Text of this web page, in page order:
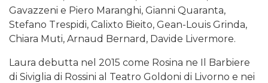
Gavazzeni e Piero Maranghi, Gianni Quaranta,
Stefano Trespidi, Calixto Bieito, Gean-Louis Grinda,
Chiara Muti, Arnaud Bernard, Davide Livermore.
Laura debutta nel 2015 come Rosina ne Il Barbiere
di Siviglia di Rossini al Teatro Goldoni di Livorno e nei